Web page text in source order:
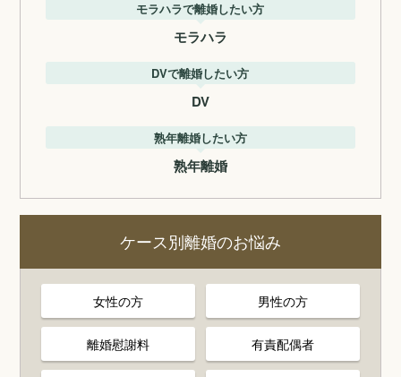
モラハラで離婚したい方
モラハラ
DVで離婚したい方
DV
熟年離婚したい方
熟年離婚
ケース別離婚のお悩み
女性の方 男性の方
離婚慰謝料 有責配偶者